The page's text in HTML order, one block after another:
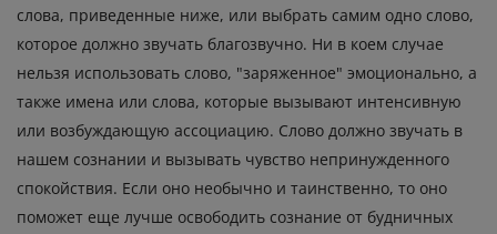
слова, приведенные ниже, или выбрать самим одно слово,
которое должно звучать благозвучно. Ни в коем случае
нельзя использовать слово, "заряженное" эмоционально, а
также имена или слова, которые вызывают интенсивную
или возбуждающую ассоциацию. Слово должно звучать в
нашем сознании и вызывать чувство непринужденного
спокойствия. Если оно необычно и таинственно, то оно
поможет еще лучше освободить сознание от будничных